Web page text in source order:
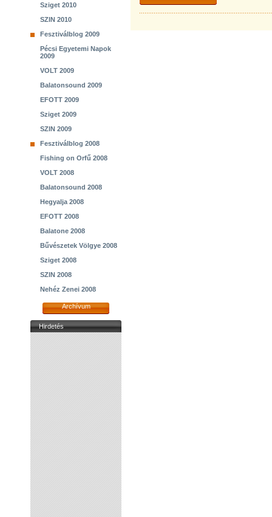
Sziget 2010
SZIN 2010
Fesztiválblog 2009
Pécsi Egyetemi Napok
2009
VOLT 2009
Balatonsound 2009
EFOTT 2009
Sziget 2009
SZIN 2009
Fesztiválblog 2008
Fishing on Orfű 2008
VOLT 2008
Balatonsound 2008
Hegyalja 2008
EFOTT 2008
Balatone 2008
Bűvészetek Völgye 2008
Sziget 2008
SZIN 2008
Nehéz Zenei 2008
Archívum
Hirdetés